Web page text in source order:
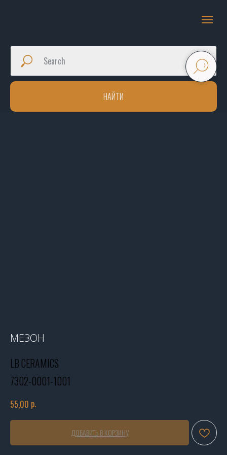
НАЙТИ
МЕЗОН
LB CERAMICS
7302-0001-1001
55,00 р.
ДОБАВИТЬ В КОРЗИНУ